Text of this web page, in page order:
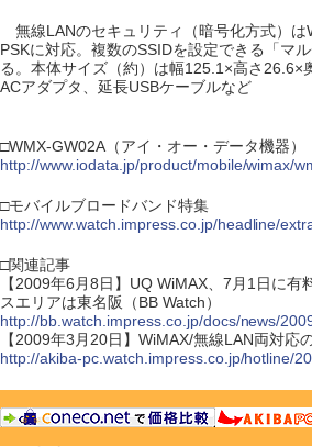
無線LANのセキュリティ（暗号化方式）は
PSKに対応。複数のSSIDを設定できる「マ
る。本体サイズ（約）は幅125.1×高さ26.6×
ACアダプタ、延長USBケーブルなど
□WMX-GW02A（アイ・オー・データ機器）
http://www.iodata.jp/product/mobile/wimax/
□モバイルブロードバンド特集
http://www.watch.impress.co.jp/headline/
□関連記事
【2009年6月8日】UQ WiMAX、7月1日に有
スエリアは東名阪（BB Watch）
http://bb.watch.impress.co.jp/docs/news/
【2009年3月20日】WiMAX/無線LAN両対応
http://akiba-pc.watch.impress.co.jp/hotline/